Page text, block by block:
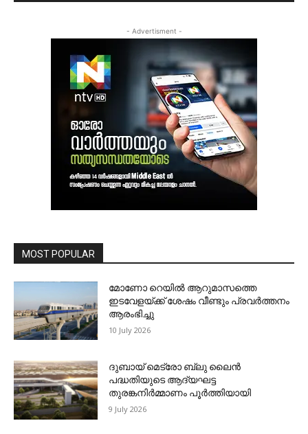
- Advertisment -
MOST POPULAR
മോണോ റെയില്‍ ആറുമാസത്തെ
ഇടവേളയ്ക്ക് ശേഷം വീണ്ടും പ്രവര്‍ത്തനം
ആരംഭിച്ചു
10 July 2026
ദുബായ് മെട്രോ ബ്ലു ലൈന്‍
പദ്ധതിയുടെ ആദ്യഘട്ട
തുരങ്കനിര്‍മ്മാണം പൂര്‍ത്തിയായി
9 July 2026